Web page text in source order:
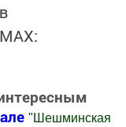
" Шешминская